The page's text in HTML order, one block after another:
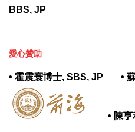
BBS, JP
愛心贊助
• 霍震寰博士, SBS, JP •
• 陳